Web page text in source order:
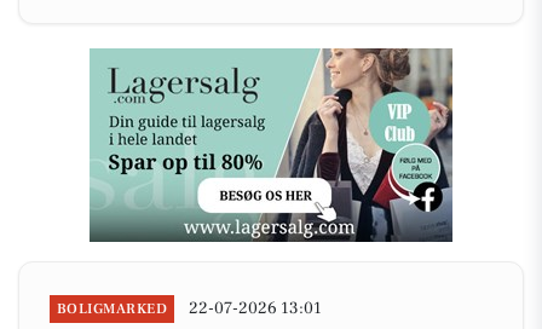
BOLIGMARKED 22-07-2026 13:01